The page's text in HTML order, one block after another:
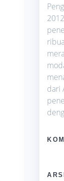
dari